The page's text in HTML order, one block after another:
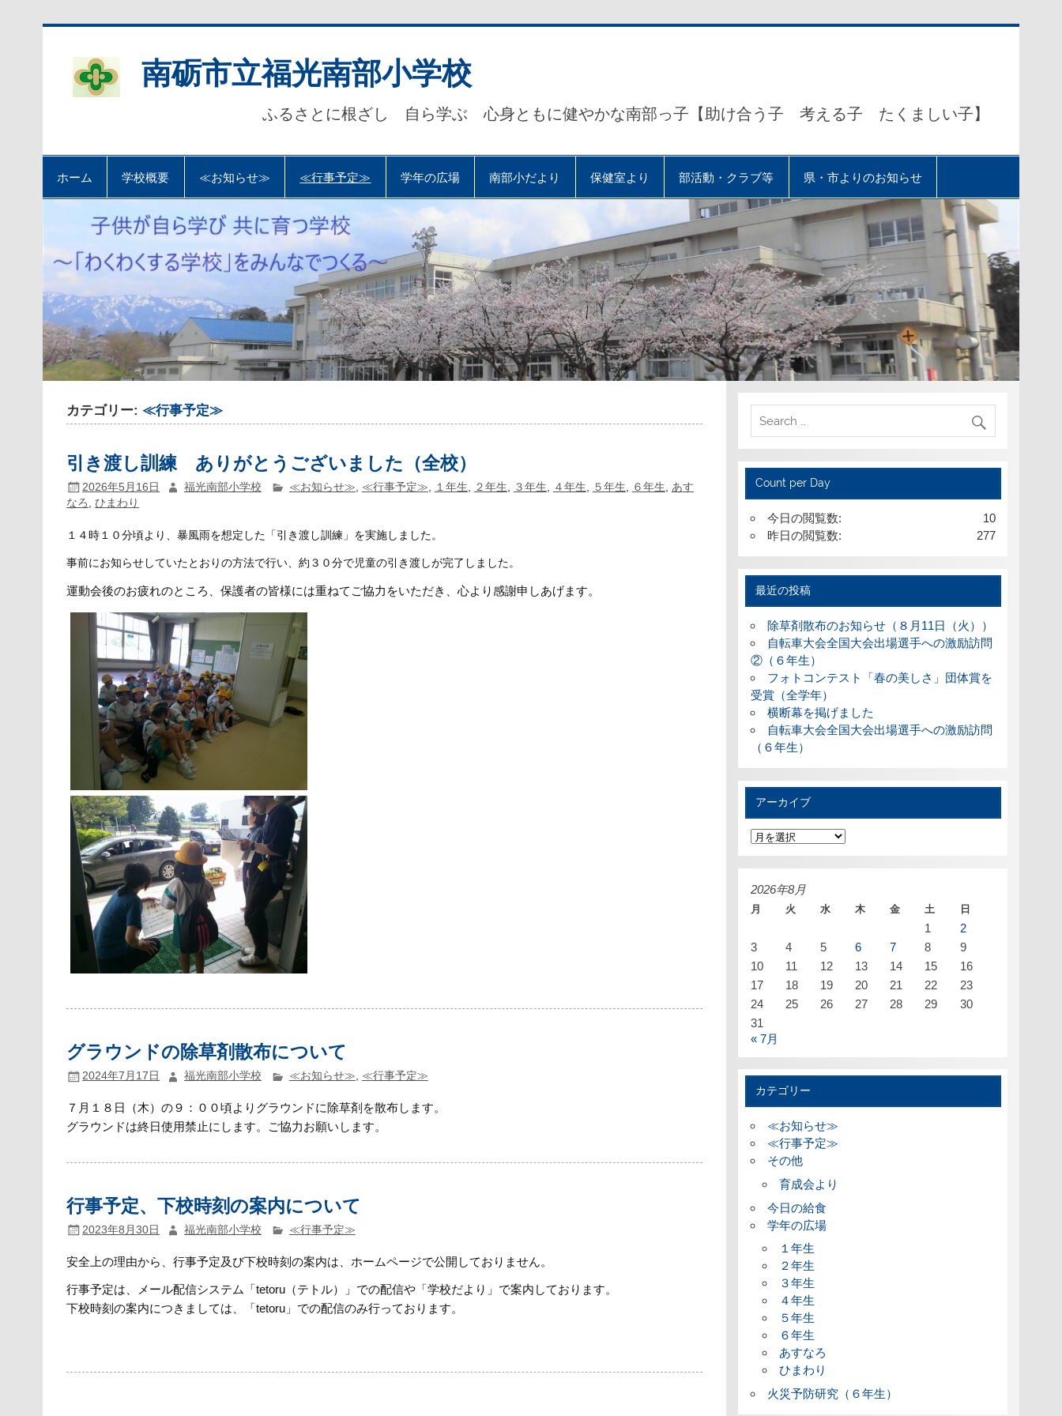
南砺市立福光南部小学校
ふるさとに根ざし 自ら学ぶ 心身ともに健やかな南部っ子【助け合う子 考える子 たくましい子】
ホーム 学校概要 ≪お知らせ≫ ≪行事予定≫ 学年の広場 南部小だより 保健室より 部活動・クラブ等 県・市よりのお知らせ
カテゴリー:≪行事予定≫
引き渡し訓練 ありがとうございました（全校）
2026年5月16日 福光南部小学校 ≪お知らせ≫ ≪行事予定≫ １年生 ２年生 ３年生 ４年生 ５年生 ６年生
あす
なろ ,ひまわり
１４時１０分頃より、暴風雨を想定した「引き渡し訓練」を実施しました。
事前にお知らせしていたとおりの方法で行い、約３０分で児童の引き渡しが完了しました。
運動会後のお疲れのところ、保護者の皆様には重ねてご協力をいただき、心より感謝申しあげます。
グラウンドの除草剤散布について
2024年7月17日 福光南部小学校 ≪お知らせ≫, ≪行事予定≫
７月１８日（木）の９：００頃よりグラウンドに除草剤を散布します。
グラウンドは終日使用禁止にします。ご協力お願いします。
行事予定、下校時刻の案内について
2023年8月30日 福光南部小学校 ≪行事予定≫
安全上の理由から、行事予定及び下校時刻の案内は、ホームページで公開しておりません。
行事予定は、メール配信システム「tetoru（テトル）」での配信や「学校だより」で案内しております。
下校時刻の案内につきましては、「tetoru」での配信のみ行っております。
Count per Day
10
今日の閲覧数:
277
昨日の閲覧数:
最近の投稿
除草剤散布のお知らせ（８月11日（火））
自転車大会全国大会出場選手への激励訪問
②（６年生）
フォトコンテスト「春の美しさ」団体賞を
受賞（全学年）
横断幕を掲げました
自転車大会全国大会出場選手への激励訪問
（６年生）
アーカイブ
ア
ー
カ
イ
2026年8月
月 火 水 木 金 土 日
1
2
3
4 5 6 7 8
9
10
11 12 13 14 15
16
17
18 19 20 21 22
23
24
25 26 27 28 29
30
31
« 7月
カテゴリー
≪お知らせ≫
≪行事予定≫
その他
育成会より
今日の給食
学年の広場
１年生
２年生
３年生
４年生
５年生
６年生
あすなろ
ひまわり
火災予防研究（６年生）